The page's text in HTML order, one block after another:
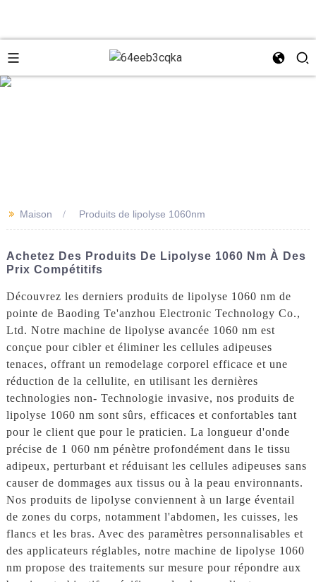
18931273229
>> Maison Produits de lipolyse 1060nm
Achetez Des Produits De Lipolyse 1060 Nm À Des
Prix Compétitifs
Découvrez les derniers produits de lipolyse 1060 nm de
pointe de Baoding Te'anzhou Electronic Technology Co.,
Ltd. Notre machine de lipolyse avancée 1060 nm est
conçue pour cibler et éliminer les cellules adipeuses
tenaces, offrant un remodelage corporel efficace et une
réduction de la cellulite, en utilisant les dernières
technologies non- Technologie invasive, nos produits de
lipolyse 1060 nm sont sûrs, efficaces et confortables tant
pour le client que pour le praticien. La longueur d'onde
précise de 1 060 nm pénètre profondément dans le tissu
adipeux, perturbant et réduisant les cellules adipeuses sans
causer de dommages aux tissus ou à la peau environnants.
Nos produits de lipolyse conviennent à un large éventail
de zones du corps, notamment l'abdomen, les cuisses, les
flancs et les bras. Avec des paramètres personnalisables et
des applicateurs réglables, notre machine de lipolyse 1060
nm propose des traitements sur mesure pour répondre aux